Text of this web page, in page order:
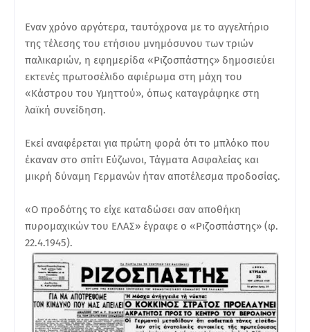
Εναν χρόνο αργότερα, ταυτόχρονα με το αγγελτήριο
της τέλεσης του ετήσιου μνημόσυνου των τριών
παλικαριών, η εφημερίδα «Ριζοσπάστης» δημοσιεύει
εκτενές πρωτοσέλιδο αφιέρωμα στη μάχη του
«Κάστρου του Υμηττού», όπως καταγράφηκε στη
λαϊκή συνείδηση.
Εκεί αναφέρεται για πρώτη φορά ότι το μπλόκο που
έκαναν στο σπίτι Εύζωνοι, Τάγματα Ασφαλείας και
μικρή δύναμη Γερμανών ήταν αποτέλεσμα προδοσίας.
«Ο προδότης το είχε καταδώσει σαν αποθήκη
πυρομαχικών του ΕΛΑΣ» έγραφε ο «Ριζοσπάστης» (φ.
22.4.1945).